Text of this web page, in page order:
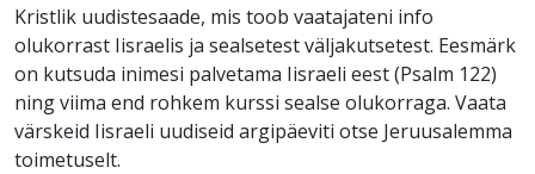
Kristlik uudistesaade, mis toob vaatajateni info
olukorrast Iisraelis ja sealsetest väljakutsetest. Eesmärk
on kutsuda inimesi palvetama Iisraeli eest (Psalm 122)
ning viima end rohkem kurssi sealse olukorraga. Vaata
värskeid Iisraeli uudiseid argipäeviti otse Jeruusalemma
toimetuselt.